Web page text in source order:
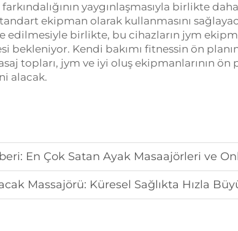
yaygınlaşmasıyla birlikte
ekipman olarak kullanmasını
edilmesiyle birlikte, bu cihazların jym
bekleniyor. Kendi bakımı fitnessin ön
topları, jym ve iyi oluş ekipmanlarının ön
alacak.
En Çok Satan Ayak Masaajörleri ve Onları Neden
Massajörü: Küresel Sağlıkta Hızla